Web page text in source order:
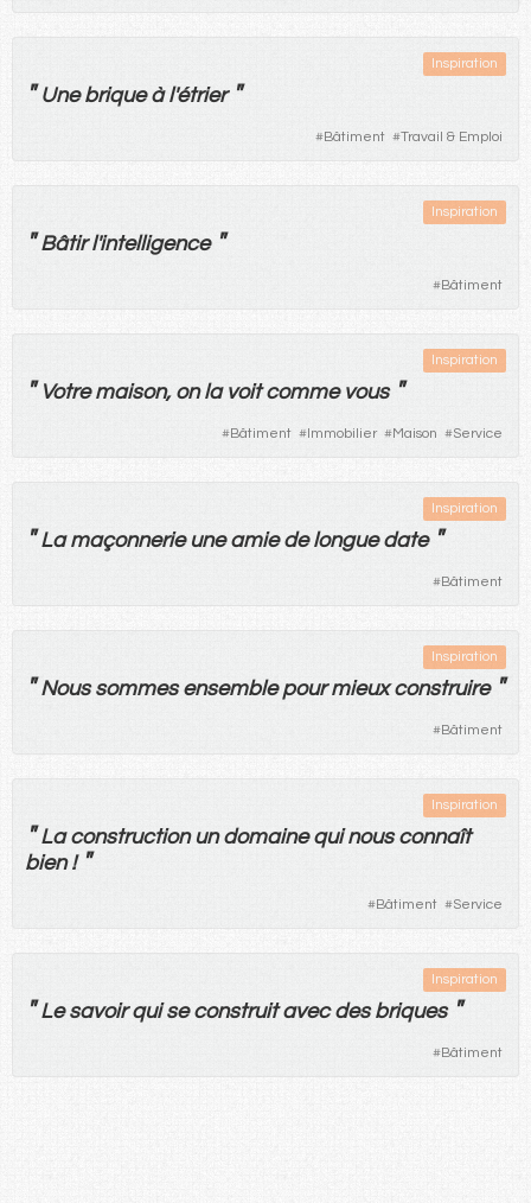
Inspiration
" Une brique àl'étrier "
#Bâtiment #Travail & Emploi
Inspiration
" Bâtirl'intelligence "
#Bâtiment
Inspiration
" Votre maison, on la voit comme vous "
#Bâtiment #Immobilier #Maison #Service
Inspiration
" La maçonnerie une amie de longue date "
#Bâtiment
Inspiration
" Nous sommes ensemble pour mieux construire "
#Bâtiment
Inspiration
" La construction un domaine qui nous connaît
bien! "
#Bâtiment #Service
Inspiration
" Le savoir qui se construit avec des briques "
#Bâtiment